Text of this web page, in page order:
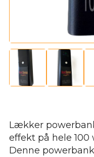
Lækker
effekt på hele
Denne